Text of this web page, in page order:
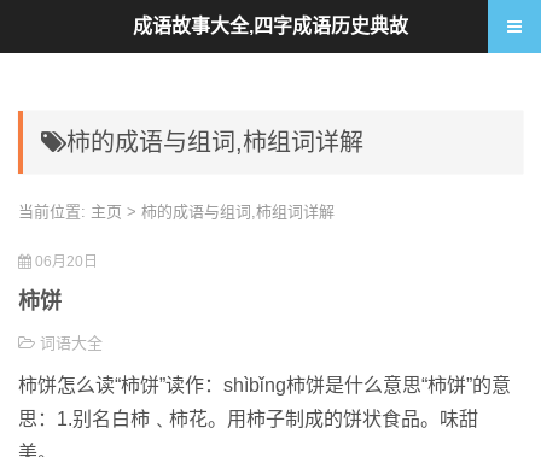
柿的成语与组词,柿组词详解
当前位置: 主页 > 柿的成语与组词,柿组词详解
06月20日
柿饼
词语大全
柿饼怎么读“柿饼”读作：shìbǐng柿饼是什么意思“柿饼”的意
思：1.别名白柿﹑柿花。用柿子制成的饼状食品。味甜
美。...
成语故事大全,四字成语历史典故